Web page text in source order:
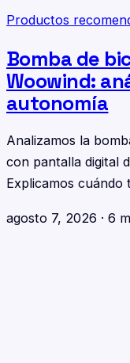
Productos
Bomba de
Woowind:
autonomía
Analizamos la
con pantalla digital
Explicamos cuándo
agosto 7, 2026 · 6